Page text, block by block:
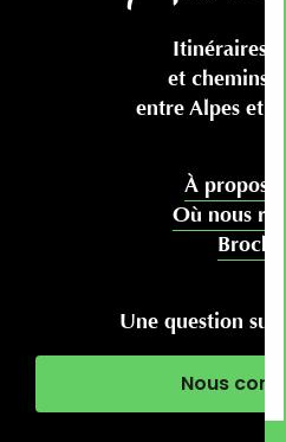
Itinéraires
et chemins
entre Alpes et
À propos
Où nous
Une question sur
Nous